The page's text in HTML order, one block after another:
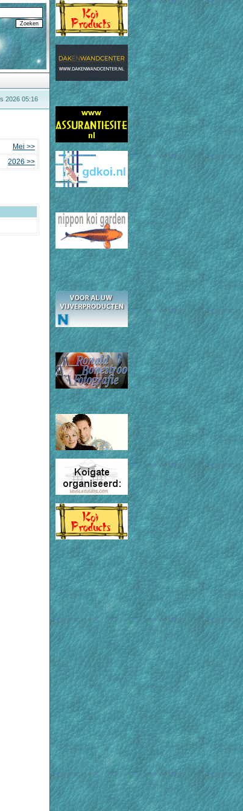
2026 05:16
Mei >>
2026 >>